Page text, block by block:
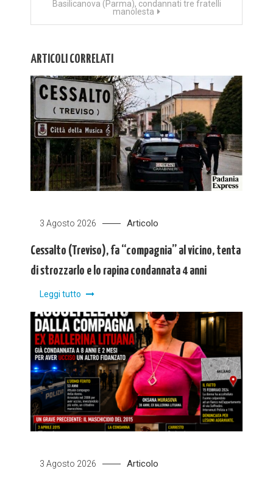
Basilicanova (Parma), condannati tre fratelli
manolesta
ARTICOLI CORRELATI
3 Agosto 2026 Articolo
Cessalto (Treviso), fa “compagnia” al vicino, tenta
di strozzarlo e lo rapina condannata 4 anni
Leggi tutto
3 Agosto 2026 Articolo